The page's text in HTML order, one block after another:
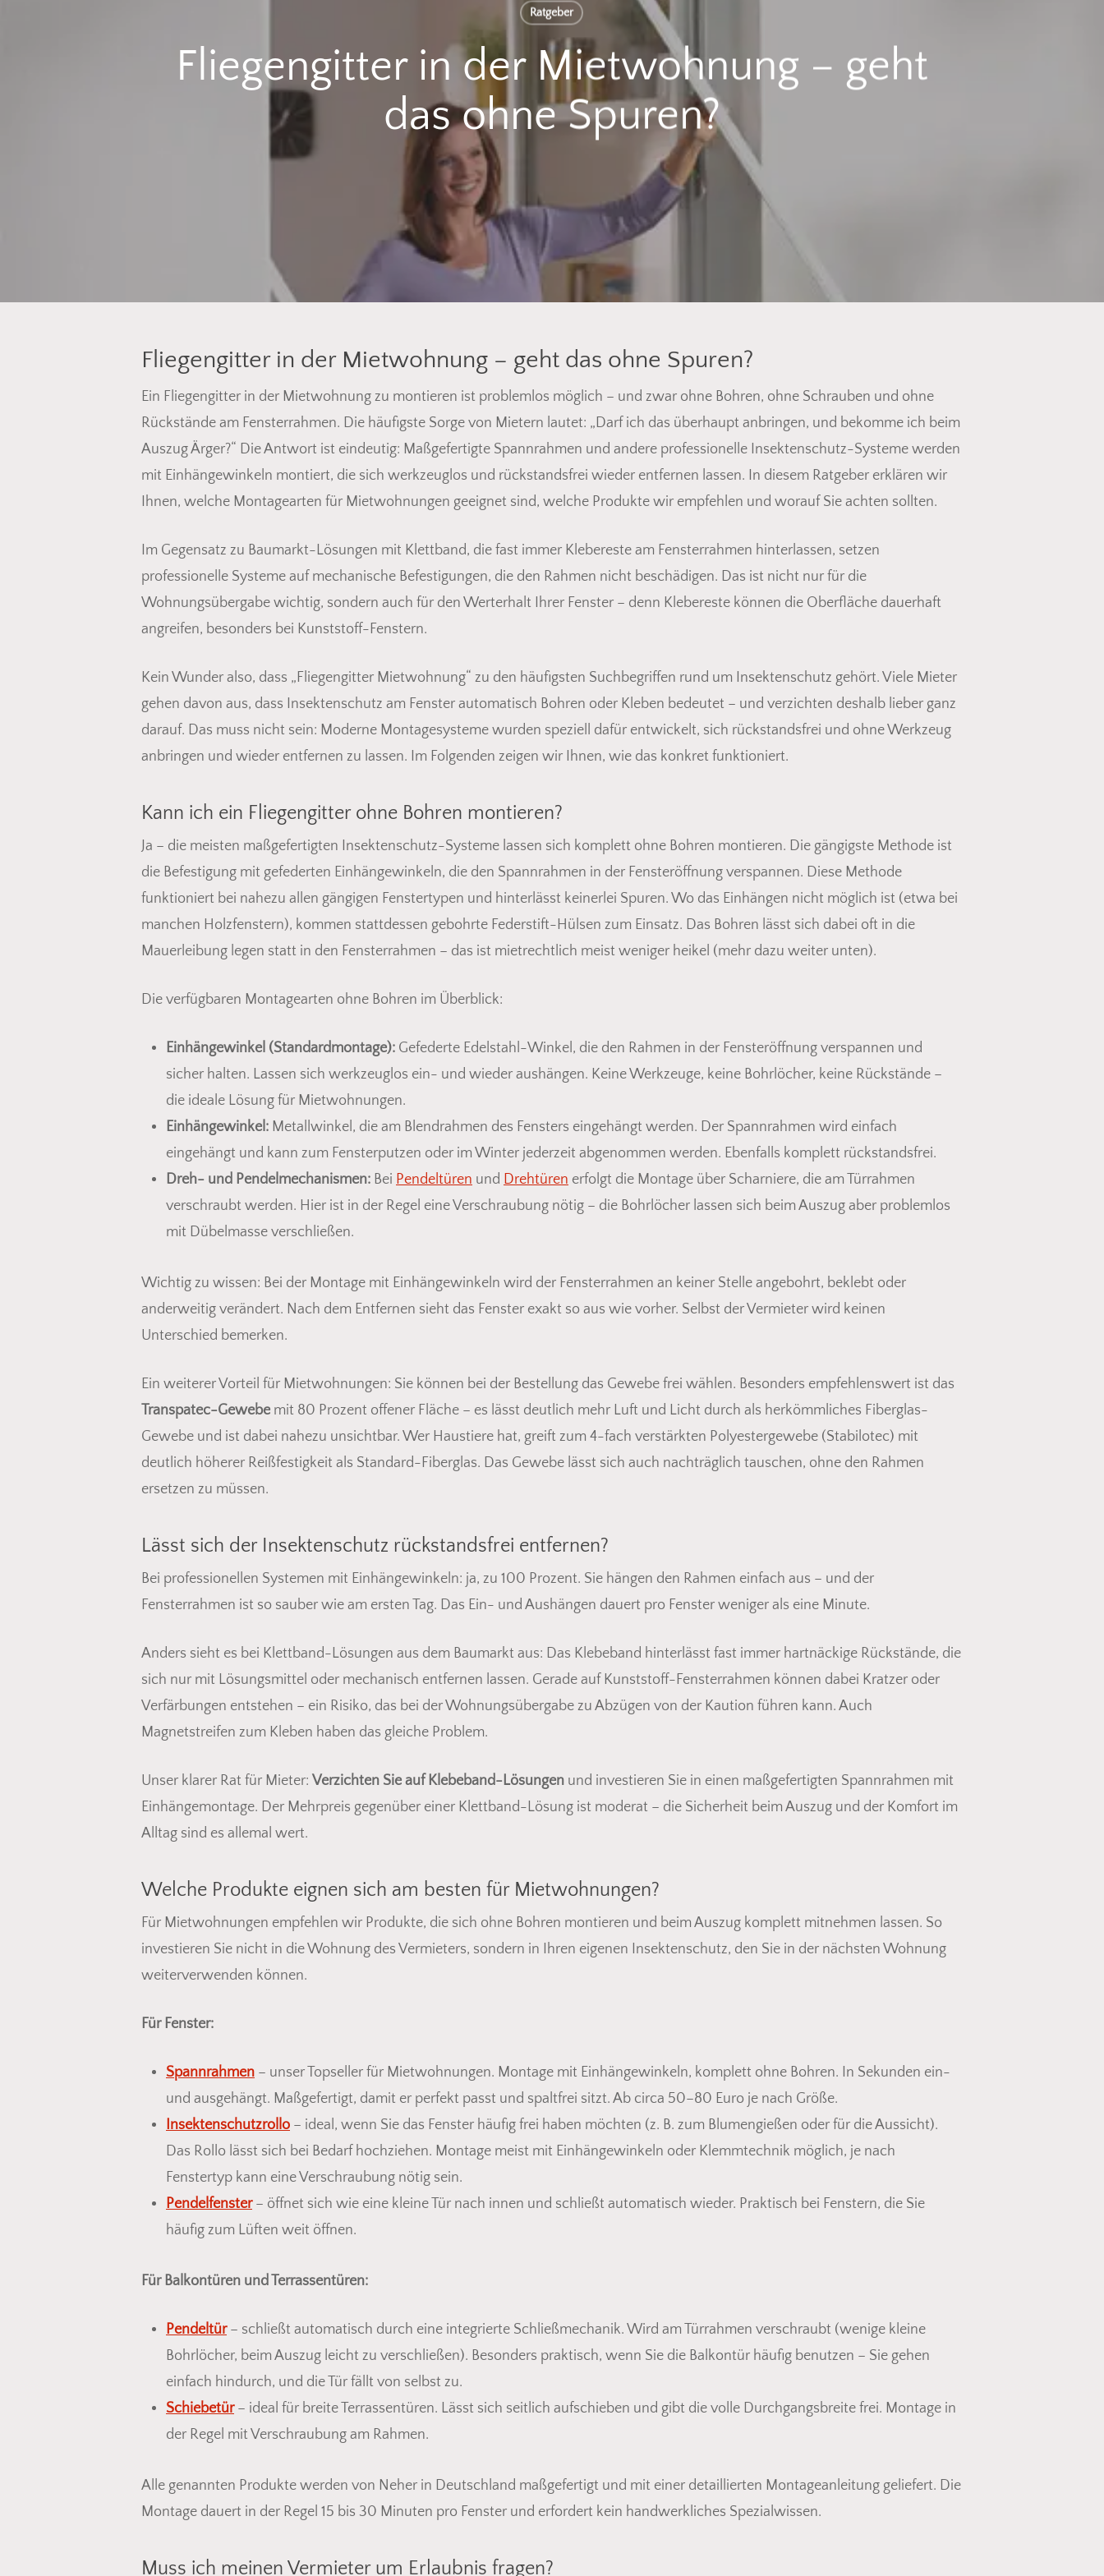
Es befinden sich keine Produkte im Warenkorb.
Go To Shop
Ratgeber
Fliegengitter in der Mietwohnung – geht
das ohne Spuren?
Fliegengitter in der Mietwohnung – geht das ohne Spuren?
Ein Fliegengitter in der Mietwohnung zu montieren ist problemlos möglich – und zwar ohne Bohren, ohne Schrauben und ohne
Rückstände am Fensterrahmen. Die häufigste Sorge von Mietern lautet: „Darf ich das überhaupt anbringen, und bekomme ich beim
Auszug Ärger?“ Die Antwort ist eindeutig: Maßgefertigte Spannrahmen und andere professionelle Insektenschutz-Systeme werden
mit Einhängewinkeln montiert, die sich werkzeuglos und rückstandsfrei wieder entfernen lassen. In diesem Ratgeber erklären wir
Ihnen, welche Montagearten für Mietwohnungen geeignet sind, welche Produkte wir empfehlen und worauf Sie achten sollten.
Im Gegensatz zu Baumarkt-Lösungen mit Klettband, die fast immer Klebereste am Fensterrahmen hinterlassen, setzen
professionelle Systeme auf mechanische Befestigungen, die den Rahmen nicht beschädigen. Das ist nicht nur für die
Wohnungsübergabe wichtig, sondern auch für den Werterhalt Ihrer Fenster – denn Klebereste können die Oberfläche dauerhaft
angreifen, besonders bei Kunststoff-Fenstern.
Kein Wunder also, dass „Fliegengitter Mietwohnung“ zu den häufigsten Suchbegriffen rund um Insektenschutz gehört. Viele Mieter
gehen davon aus, dass Insektenschutz am Fenster automatisch Bohren oder Kleben bedeutet – und verzichten deshalb lieber ganz
darauf. Das muss nicht sein: Moderne Montagesysteme wurden speziell dafür entwickelt, sich rückstandsfrei und ohne Werkzeug
anbringen und wieder entfernen zu lassen. Im Folgenden zeigen wir Ihnen, wie das konkret funktioniert.
Kann ich ein Fliegengitter ohne Bohren montieren?
Ja – die meisten maßgefertigten Insektenschutz-Systeme lassen sich komplett ohne Bohren montieren. Die gängigste Methode ist
die Befestigung mit gefederten Einhängewinkeln, die den Spannrahmen in der Fensteröffnung verspannen. Diese Methode
funktioniert bei nahezu allen gängigen Fenstertypen und hinterlässt keinerlei Spuren. Wo das Einhängen nicht möglich ist (etwa bei
manchen Holzfenstern), kommen stattdessen gebohrte Federstift-Hülsen zum Einsatz. Das Bohren lässt sich dabei oft in die
Mauerleibung legen statt in den Fensterrahmen – das ist mietrechtlich meist weniger heikel (mehr dazu weiter unten).
Die verfügbaren Montagearten ohne Bohren im Überblick:
Einhängewinkel (Standardmontage): Gefederte Edelstahl-Winkel, die den Rahmen in der Fensteröffnung verspannen und
sicher halten. Lassen sich werkzeuglos ein- und wieder aushängen. Keine Werkzeuge, keine Bohrlöcher, keine Rückstände –
die ideale Lösung für Mietwohnungen.
Einhängewinkel: Metallwinkel, die am Blendrahmen des Fensters eingehängt werden. Der Spannrahmen wird einfach
eingehängt und kann zum Fensterputzen oder im Winter jederzeit abgenommen werden. Ebenfalls komplett rückstandsfrei.
Dreh- und Pendelmechanismen: Bei Pendeltüren und Drehtüren erfolgt die Montage über Scharniere, die am Türrahmen
verschraubt werden. Hier ist in der Regel eine Verschraubung nötig – die Bohrlöcher lassen sich beim Auszug aber problemlos
mit Dübelmasse verschließen.
Wichtig zu wissen: Bei der Montage mit Einhängewinkeln wird der Fensterrahmen an keiner Stelle angebohrt, beklebt oder
anderweitig verändert. Nach dem Entfernen sieht das Fenster exakt so aus wie vorher. Selbst der Vermieter wird keinen
Unterschied bemerken.
Ein weiterer Vorteil für Mietwohnungen: Sie können bei der Bestellung das Gewebe frei wählen. Besonders empfehlenswert ist das
Transpatec-Gewebe mit 80 Prozent offener Fläche – es lässt deutlich mehr Luft und Licht durch als herkömmliches Fiberglas-
Gewebe und ist dabei nahezu unsichtbar. Wer Haustiere hat, greift zum 4-fach verstärkten Polyestergewebe (Stabilotec) mit
deutlich höherer Reißfestigkeit als Standard-Fiberglas. Das Gewebe lässt sich auch nachträglich tauschen, ohne den Rahmen
ersetzen zu müssen.
Lässt sich der Insektenschutz rückstandsfrei entfernen?
Bei professionellen Systemen mit Einhängewinkeln: ja, zu 100 Prozent. Sie hängen den Rahmen einfach aus – und der
Fensterrahmen ist so sauber wie am ersten Tag. Das Ein- und Aushängen dauert pro Fenster weniger als eine Minute.
Anders sieht es bei Klettband-Lösungen aus dem Baumarkt aus: Das Klebeband hinterlässt fast immer hartnäckige Rückstände, die
sich nur mit Lösungsmittel oder mechanisch entfernen lassen. Gerade auf Kunststoff-Fensterrahmen können dabei Kratzer oder
Verfärbungen entstehen – ein Risiko, das bei der Wohnungsübergabe zu Abzügen von der Kaution führen kann. Auch
Magnetstreifen zum Kleben haben das gleiche Problem.
Unser klarer Rat für Mieter: Verzichten Sie auf Klebeband-Lösungen und investieren Sie in einen maßgefertigten Spannrahmen mit
Einhängemontage. Der Mehrpreis gegenüber einer Klettband-Lösung ist moderat – die Sicherheit beim Auszug und der Komfort im
Alltag sind es allemal wert.
Welche Produkte eignen sich am besten für Mietwohnungen?
Für Mietwohnungen empfehlen wir Produkte, die sich ohne Bohren montieren und beim Auszug komplett mitnehmen lassen. So
investieren Sie nicht in die Wohnung des Vermieters, sondern in Ihren eigenen Insektenschutz, den Sie in der nächsten Wohnung
weiterverwenden können.
Für Fenster:
Spannrahmen – unser Topseller für Mietwohnungen. Montage mit Einhängewinkeln, komplett ohne Bohren. In Sekunden ein-
und ausgehängt. Maßgefertigt, damit er perfekt passt und spaltfrei sitzt. Ab circa 50–80 Euro je nach Größe.
Insektenschutzrollo – ideal, wenn Sie das Fenster häufig frei haben möchten (z. B. zum Blumengießen oder für die Aussicht).
Das Rollo lässt sich bei Bedarf hochziehen. Montage meist mit Einhängewinkeln oder Klemmtechnik möglich, je nach
Fenstertyp kann eine Verschraubung nötig sein.
Pendelfenster– öffnet sich wie eine kleine Tür nach innen und schließt automatisch wieder. Praktisch bei Fenstern, die Sie
häufig zum Lüften weit öffnen.
Für Balkontüren und Terrassentüren:
Pendeltür– schließt automatisch durch eine integrierte Schließmechanik. Wird am Türrahmen verschraubt (wenige kleine
Bohrlöcher, beim Auszug leicht zu verschließen). Besonders praktisch, wenn Sie die Balkontür häufig benutzen – Sie gehen
einfach hindurch, und die Tür fällt von selbst zu.
Schiebetür– ideal für breite Terrassentüren. Lässt sich seitlich aufschieben und gibt die volle Durchgangsbreite frei. Montage in
der Regel mit Verschraubung am Rahmen.
Alle genannten Produkte werden von Neher in Deutschland maßgefertigt und mit einer detaillierten Montageanleitung geliefert. Die
Montage dauert in der Regel 15 bis 30 Minuten pro Fenster und erfordert kein handwerkliches Spezialwissen.
Muss ich meinen Vermieter um Erlaubnis fragen?